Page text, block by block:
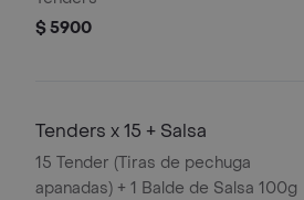
$ 5900
Tenders x 15 + Salsa
15 Tender (Tiras de pechuga
apanadas) + 1 Balde de Salsa 100g